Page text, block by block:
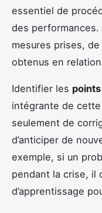
essentiel de
des performances.
mesures prises,
obtenus en
Identifier les points
intégrante de
seulement de
d’anticiper de
exemple, si un
pendant la crise, il
d’apprentissage